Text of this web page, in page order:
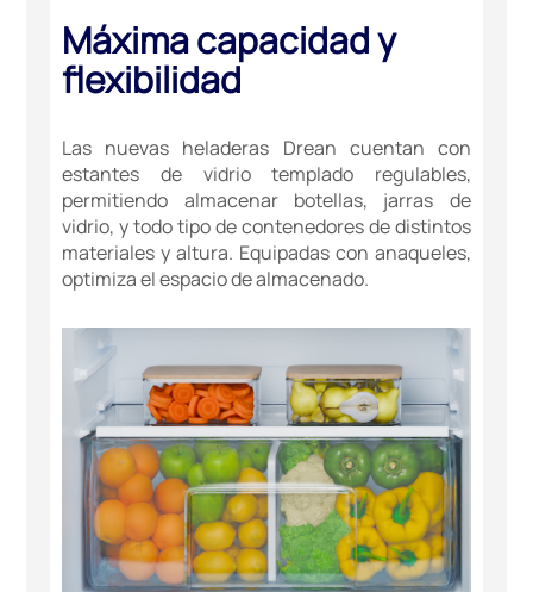
Máxima capacidad y
flexibilidad
Las nuevas heladeras Drean cuentan con
estantes de vidrio templado regulables,
permitiendo almacenar botellas, jarras de
vidrio, y todo tipo de contenedores de distintos
materiales y altura. Equipadas con anaqueles,
optimiza el espacio de almacenado.